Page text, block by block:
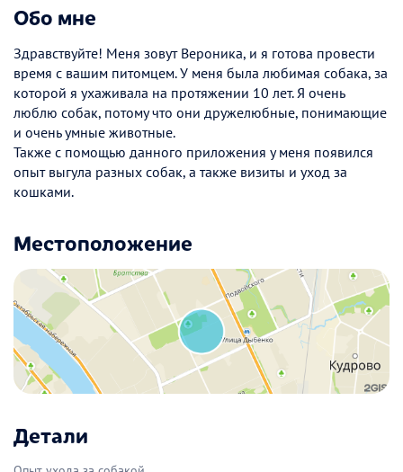
Обо мне
Здравствуйте! Меня зовут Вероника, и я готова провести
время с вашим питомцем. У меня была любимая собака, за
которой я ухаживала на протяжении 10 лет. Я очень
люблю собак, потому что они дружелюбные, понимающие
и очень умные животные.
Также с помощью данного приложения у меня появился
опыт выгула разных собак, а также визиты и уход за
кошками.
Местоположение
Детали